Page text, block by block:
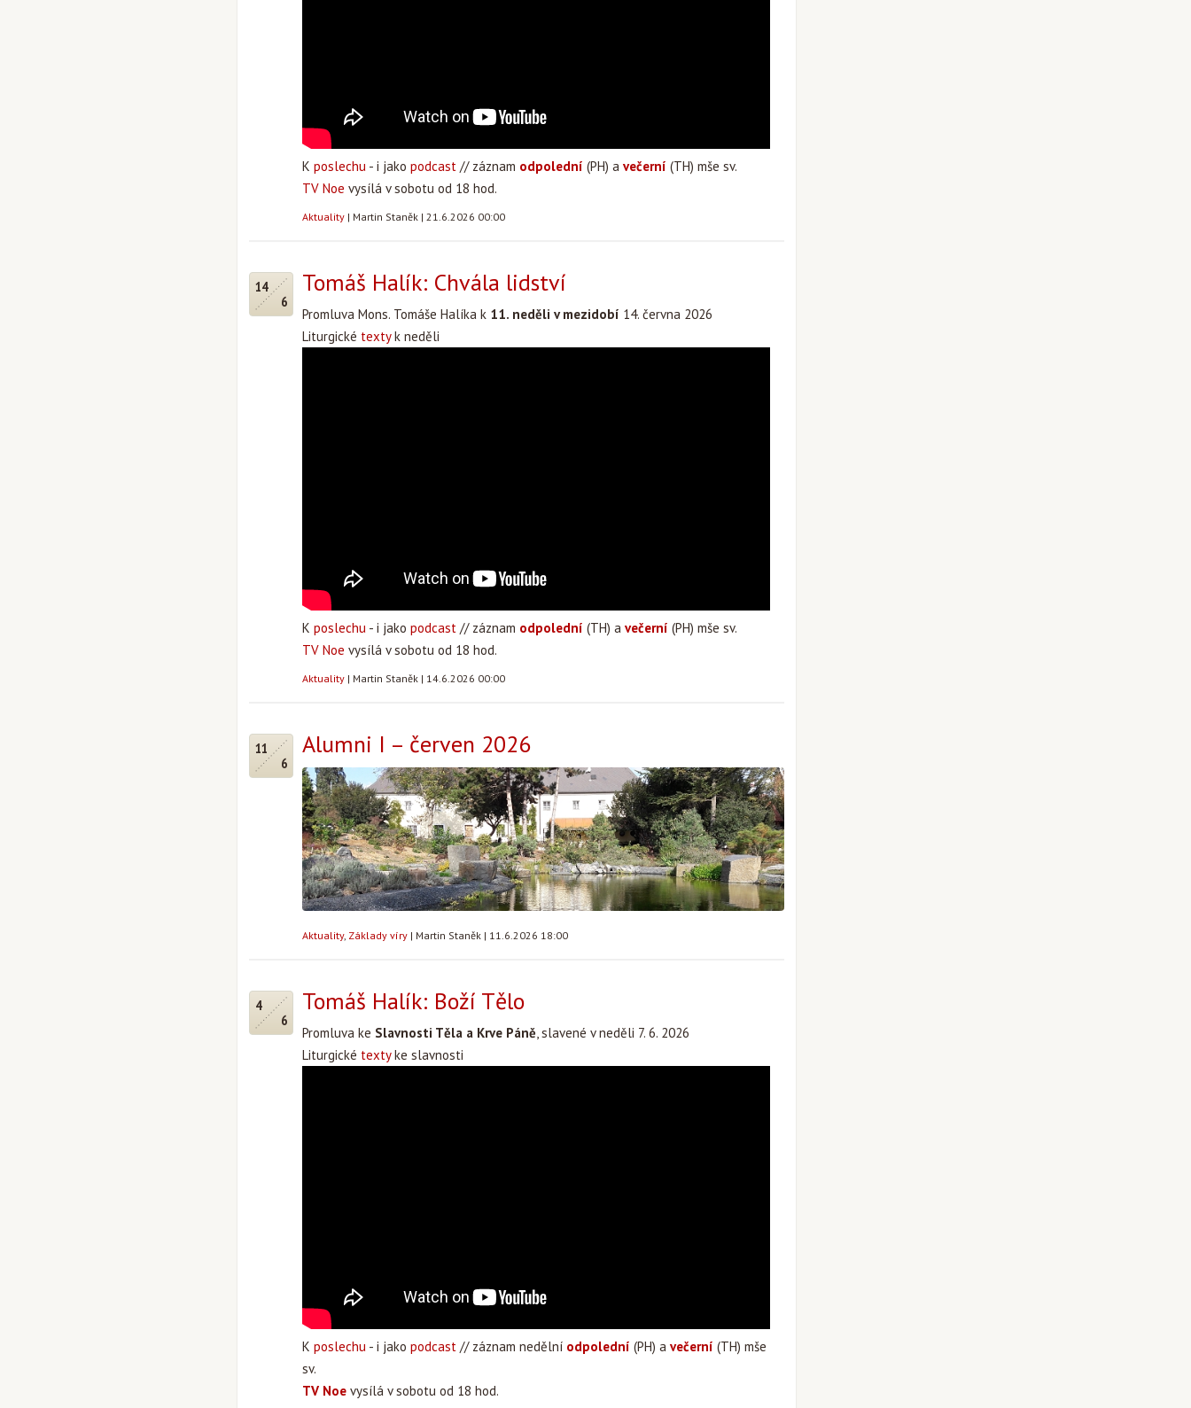
K poslechu - i jako podcast // záznam odpolední (PH) a večerní (TH) mše sv.
TV Noe vysílá v sobotu od 18 hod.
Aktuality | Martin Staněk | 21.6.2026 00:00
14
6
Tomáš Halík: Chvála lidství
Promluva Mons. Tomáše Halíka k 11. neděli v mezidobí 14. června 2026
Liturgické textyk neděli
K poslechu - i jako podcast // záznam odpolední (TH) a večerní (PH) mše sv.
TV Noe vysílá v sobotu od 18 hod.
Aktuality | Martin Staněk | 14.6.2026 00:00
11
6
Alumni I – červen 2026
Aktuality, Základy víry | Martin Staněk | 11.6.2026 18:00
4
6
Tomáš Halík: Boží Tělo
Promluva ke Slavnosti Těla a Krve Páně, slavené v neděli 7. 6. 2026
Liturgické textyke slavnosti
K poslechu - i jako podcast // záznam nedělní odpolední (PH) a večerní (TH) mše
sv.
TV Noe vysílá v sobotu od 18 hod.